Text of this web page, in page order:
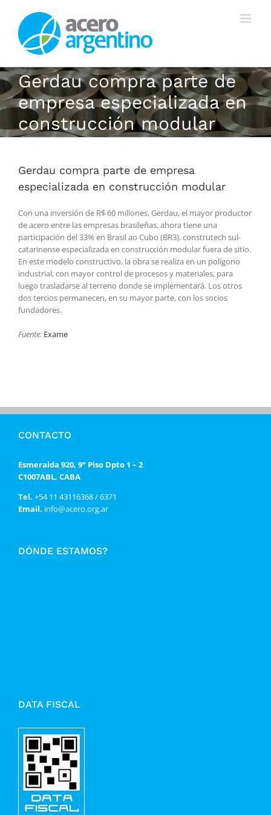
contenido
Gerdau compra parte de
empresa especializada en
construcción modular
Gerdau compra parte de empresa
especializada en construcción modular
Con una inversión de R$ 60 millones, Gerdau, el mayor productor
de acero entre las empresas brasileñas, ahora tiene una
participación del 33% en Brasil ao Cubo (BR3), construtech sul-
catarinense especializada en construcción modular fuera de sitio.
En este modelo constructivo, la obra se realiza en un polígono
industrial, con mayor control de procesos y materiales, para
luego trasladarse al terreno donde se implementará. Los otros
dos tercios permanecen, en su mayor parte, con los socios
fundadores.
Fuente: Exame
CONTACTO
Esmeralda 920, 9° Piso Dpto 1 – 2
C1007ABL, CABA
Tel. +54 11 43116368 / 6371
Email. info@acero.org.ar
DÓNDE ESTAMOS?
DATA FISCAL